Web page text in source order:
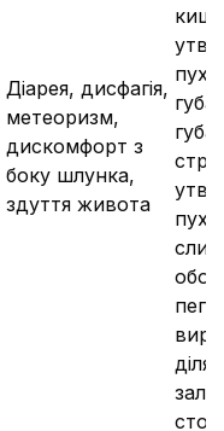
Діарея, дисфагія,
метеоризм,
дискомфорт з
боку шлунка,
здуття живота